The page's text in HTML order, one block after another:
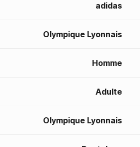
adidas
Olympique Lyonnais
Homme
Adulte
Olympique Lyonnais